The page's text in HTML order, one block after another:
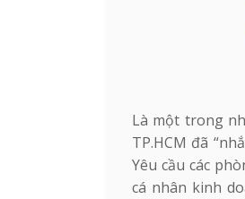
Là một trong
TP.HCM đã
Yêu cầu các
cá nhân kinh